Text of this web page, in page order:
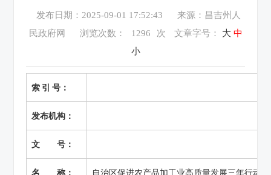
发布日期：2025-09-01 17:52:43
来源：昌吉州人
民政府网
浏览次数： 1296 次 文章字号： 大 中
小
索 引 号：
发布机构：
文 号：
名 称： 自治区促进农产品加工业高质量发展三年行动